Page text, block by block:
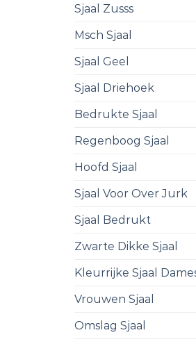
Sjaal Zusss
Msch Sjaal
Sjaal Geel
Sjaal Driehoek
Bedrukte Sjaal
Regenboog Sjaal
Hoofd Sjaal
Sjaal Voor Over Jurk
Sjaal Bedrukt
Zwarte Dikke Sjaal
Kleurrijke Sjaal
Vrouwen Sjaal
Omslag Sjaal